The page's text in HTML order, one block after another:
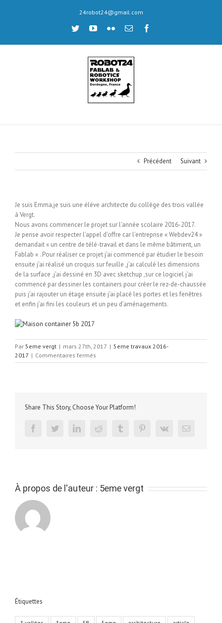
24robot24@gmail.com
twitteryoutubeflickrEmail
Précédent Suivant
Je suis Emma,je suis une élève architecte du collège des trois vallée
à Vergt.
Nous avons commencer le projet sur l’année scolaire 2016-2017.
Je pense avoir respecter l’appel d’offre car l’entreprise « Webdev24 »
demandait « un centre de télé-travail et dans le même bâtiment, un
Fablab « . Pour réaliser ce projet j’ai commencé par étudier le besoin
ensuite j’ai réalisé un croquis sur feuille ,j’ai calculé les dimensions
de la surface ,j’ai dessiné en 3D avec sketchup ,sur ce logiciel j’ai
commencé par dessiner les containers pour créer le rez-de-chaussée
puis j’ai rajouter un étage ensuite j’ai placé les portes et les fenêtres
et enfin j’ai fini les couleurs et un peu d’aménagements.
Par 5eme vergt | mars 27th, 2017 | 5eme travaux 2016-
2017 | Commentaires fermés
Maison
Share This Story, Choose Your Platform!
facebooktwitter linkedinreddit tumblr pinterestvk Email
À propos de l'auteur : 5eme vergt
Étiquettes